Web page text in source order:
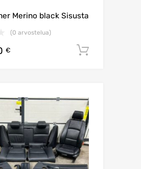
Merino black Sisusta
(0 arvostelua)
€